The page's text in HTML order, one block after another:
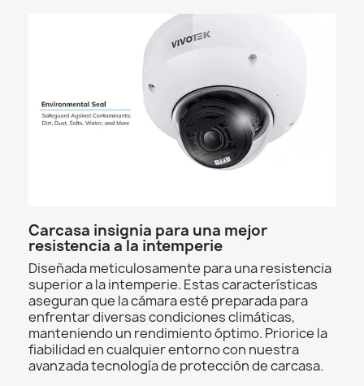
Carcasa insignia para una mejor
resistencia a la intemperie
Diseñada meticulosamente para una resistencia
superior a la intemperie. Estas características
aseguran que la cámara esté preparada para
enfrentar diversas condiciones climáticas,
manteniendo un rendimiento óptimo. Priorice la
fiabilidad en cualquier entorno con nuestra
avanzada tecnología de protección de carcasa.